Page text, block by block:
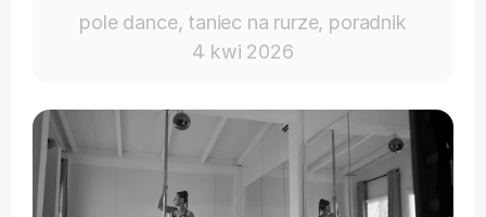
pole dance, taniec na rurze, poradnik
4 kwi 2026